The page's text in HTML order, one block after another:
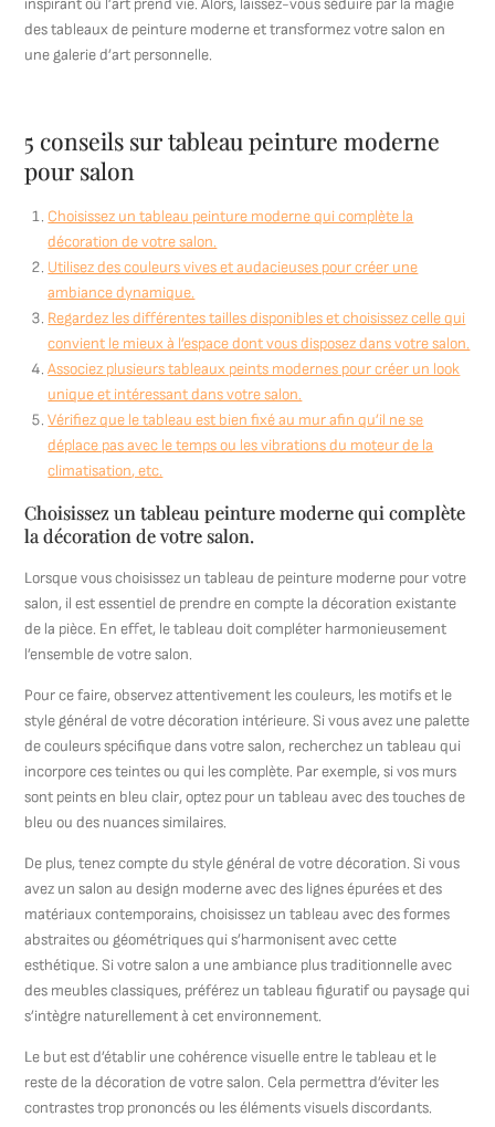
inspirant où l’art prend vie. Alors, laissez-vous séduire par la magie
des tableaux de peinture moderne et transformez votre salon en
une galerie d’art personnelle.
5 conseils sur tableau peinture moderne
pour salon
Choisissez un tableau peinture moderne qui complète la
décoration de votre salon.
Utilisez des couleurs vives et audacieuses pour créer une
ambiance dynamique.
Regardez les différentes tailles disponibles et choisissez celle qui
convient le mieux à l’espace dont vous disposez dans votre salon.
Associez plusieurs tableaux peints modernes pour créer un look
unique et intéressant dans votre salon.
Vérifiez que le tableau est bien fixé au mur afin qu’il ne se
déplace pas avec le temps ou les vibrations du moteur de la
climatisation, etc.
Choisissez un tableau peinture moderne qui complète
la décoration de votre salon.
Lorsque vous choisissez un tableau de peinture moderne pour votre
salon, il est essentiel de prendre en compte la décoration existante
de la pièce. En effet, le tableau doit compléter harmonieusement
l’ensemble de votre salon.
Pour ce faire, observez attentivement les couleurs, les motifs et le
style général de votre décoration intérieure. Si vous avez une palette
de couleurs spécifique dans votre salon, recherchez un tableau qui
incorpore ces teintes ou qui les complète. Par exemple, si vos murs
sont peints en bleu clair, optez pour un tableau avec des touches de
bleu ou des nuances similaires.
De plus, tenez compte du style général de votre décoration. Si vous
avez un salon au design moderne avec des lignes épurées et des
matériaux contemporains, choisissez un tableau avec des formes
abstraites ou géométriques qui s’harmonisent avec cette
esthétique. Si votre salon a une ambiance plus traditionnelle avec
des meubles classiques, préférez un tableau figuratif ou paysage qui
s’intègre naturellement à cet environnement.
Le but est d’établir une cohérence visuelle entre le tableau et le
reste de la décoration de votre salon. Cela permettra d’éviter les
contrastes trop prononcés ou les éléments visuels discordants.